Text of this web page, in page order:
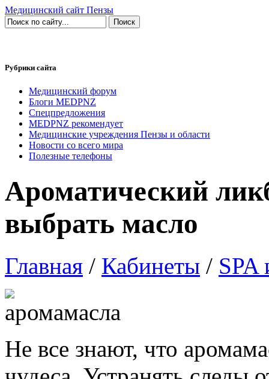
Медицинский сайт Пензы
Рубрики сайта
Медицинский форум
Блоги MEDPNZ
Спецпредложения
MEDPNZ рекомендует
Медицинские учреждения Пензы и области
Новости со всего мира
Полезные телефоны
Ароматический
выбрать масло
Главная / Кабинеты / SPA
Не все знают, что